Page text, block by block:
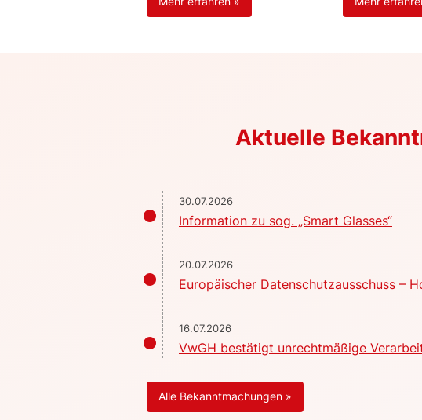
Aktuelle
30.07.2026
Information zu sog. „Smart Glasses“
20.07.2026
Europäischer Datenschutzausschuss –
16.07.2026
VwGH bestätigt unrechtmäßige
Alle Bekanntmachungen »